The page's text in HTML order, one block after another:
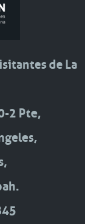
de La
2 Pte,